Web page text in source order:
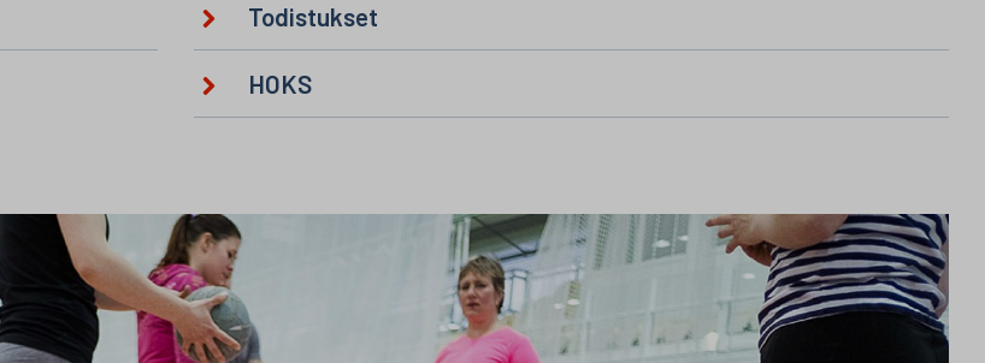
Todistukset
HOKS